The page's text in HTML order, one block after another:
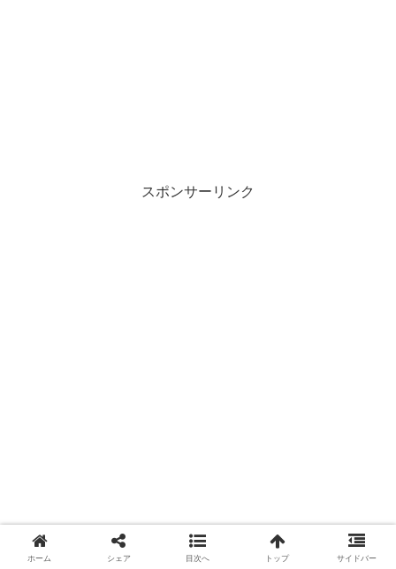
スポンサーリンク
ホーム シェア 目次へ トップ サイドバー